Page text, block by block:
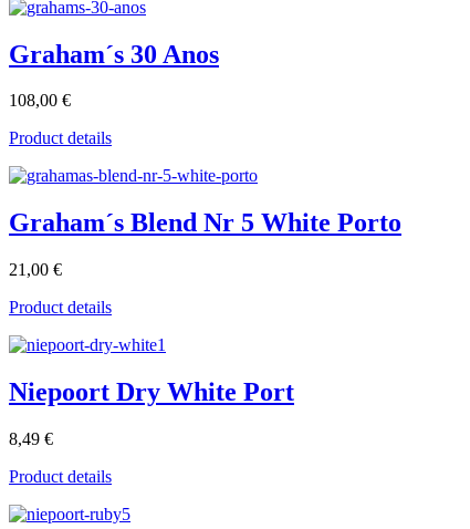
Graham´s 30 Anos
108,00 €
Product details
Graham´s Blend Nr 5 White Porto
21,00 €
Product details
Niepoort Dry White Port
8,49 €
Product details